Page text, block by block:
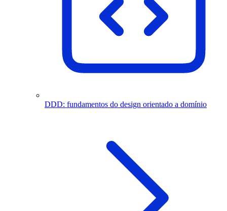
DDD: fundamentos do design orientado a domínio